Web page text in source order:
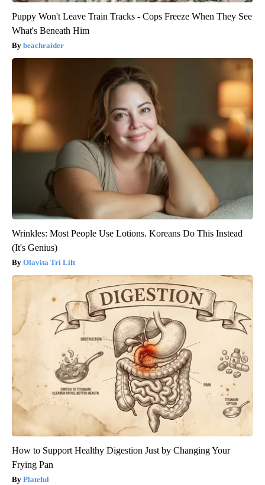
Puppy Won't Leave Train Tracks - Cops Freeze When They See
What's Beneath Him
beachraider
Wrinkles: Most People Use Lotions. Koreans Do This Instead
(It's Genius)
Olavita Tri Lift
How to Support Healthy Digestion Just by Changing Your
Frying Pan
Plateful